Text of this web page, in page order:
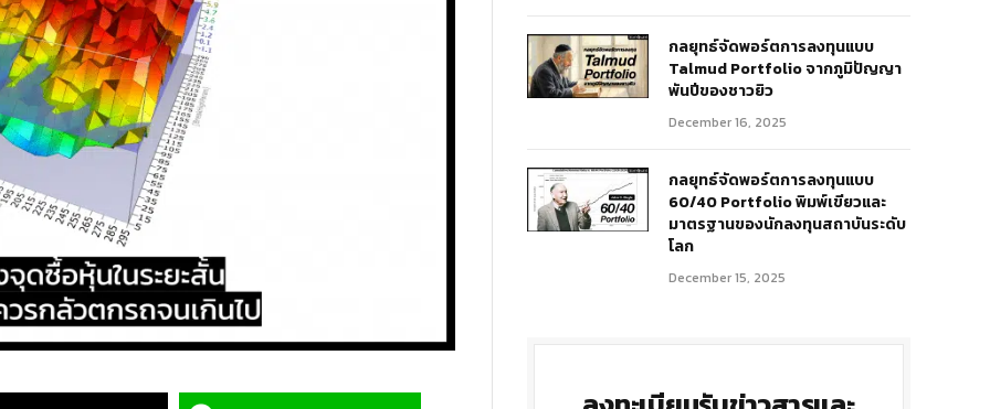
กลยุทธ์จัดพอร์ตการลงทุนแบบ
Talmud Portfolio จากภูมิปัญญา
พันปีของชาวยิว
December 16, 2025
กลยุทธ์จัดพอร์ตการลงทุนแบบ
60/40 Portfolio พิมพ์เขียวและ
มาตรฐานของนักลงทุนสถาบันระดับ
โลก
December 15, 2025